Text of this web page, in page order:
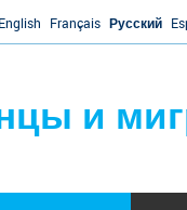
English Français Русский
и